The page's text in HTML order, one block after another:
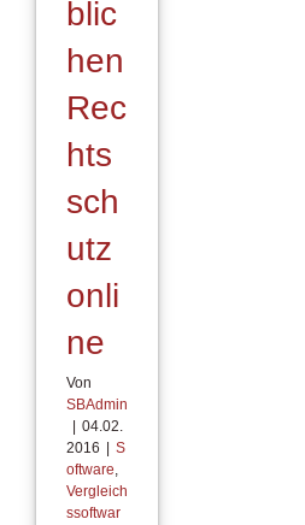
blic
hen
Rec
hts
sch
utz
onli
ne
Von
SBAdmin
04.02.
2016
S
oftware,
Vergleich
ssoftwar